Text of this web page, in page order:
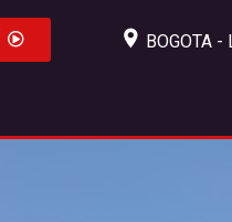
BOGOTA